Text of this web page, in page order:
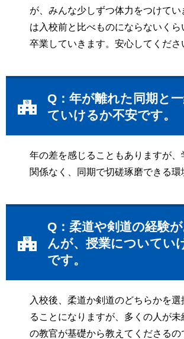
が、みんな少しずつ体力をつけてい
は入校前と比べものにならないくら
卒業していきます。安心してくださ
Q：年が離れた同期と
ていけるか不安です。
年の差を感じることもありますが、
関係なく、同期で切磋琢磨できる環
Q：柔道や剣道の経験
んが、授業についてい
です。
入校後、柔道か剣道のどちらかを
ることになりますが、多くの人が未
の教官が基礎から教えてくださる